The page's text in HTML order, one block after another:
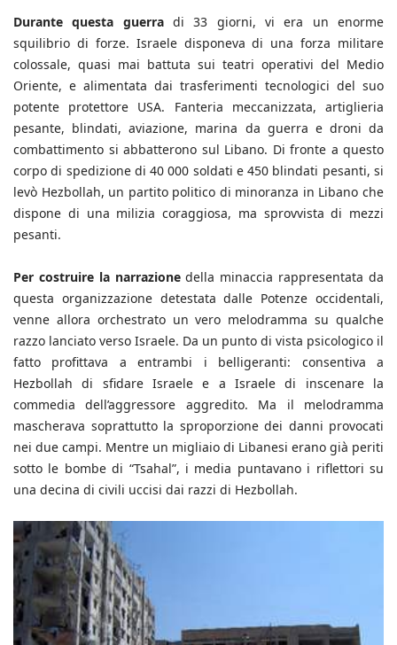
Durante questa guerradi 33 giorni, vi era un enorme
squilibrio di forze. Israele disponeva di una forza militare
colossale, quasi mai battuta sui teatri operativi del Medio
Oriente, e alimentata dai trasferimenti tecnologici del suo
potente protettore USA. Fanteria meccanizzata, artiglieria
pesante, blindati, aviazione, marina da guerra e droni da
combattimento si abbatterono sul Libano. Di fronte a questo
corpo di spedizione di 40 000 soldati e 450 blindati pesanti, si
levò Hezbollah, un partito politico di minoranza in Libano che
dispone di una milizia coraggiosa, ma sprovvista di mezzi
pesanti.
Per costruire la narrazionedella minaccia rappresentata da
questa organizzazione detestata dalle Potenze occidentali,
venne allora orchestrato un vero melodramma su qualche
razzo lanciato verso Israele. Da un punto di vista psicologico il
fatto profittava a entrambi i belligeranti: consentiva a
Hezbollah di sfidare Israele e a Israele di inscenare la
commedia dell’aggressore aggredito. Ma il melodramma
mascherava soprattutto la sproporzione dei danni provocati
nei due campi. Mentre un migliaio di Libanesi erano già periti
sotto le bombe di “Tsahal”, i media puntavano i riflettori su
una decina di civili uccisi dai razzi di Hezbollah.